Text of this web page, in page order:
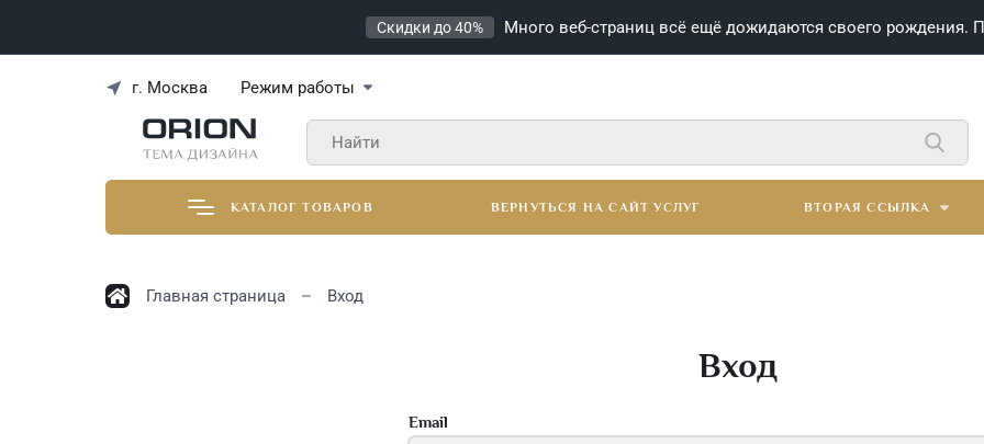
Скидки до 40% Много веб-страниц всё ещё дожидаются своего рождения.
г. Москва Режим работы
КАТАЛОГ ТОВАРОВ ВЕРНУТЬСЯ НА САЙТ УСЛУГ ВТОРАЯ ССЫЛКА
КАТАЛОГ ТОВАРОВ
Главная страница Вход
Вход
Email